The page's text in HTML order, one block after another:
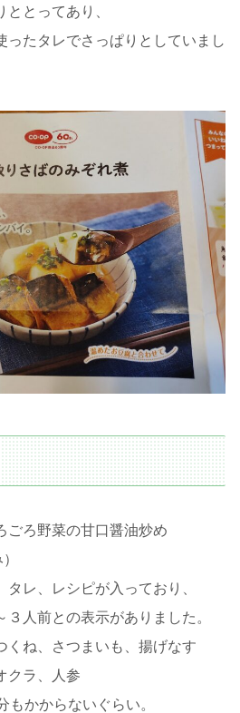
とってあり、
タレでさっぱりとしていまし
ごろ野菜の甘口醤油炒め
レ、レシピが入っており、
表示がありました。
まいも、揚げなす
人参
かからないぐらい。